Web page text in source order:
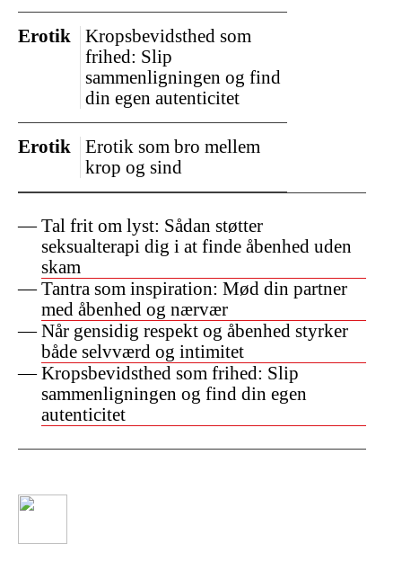
Tal frit om lyst: Sådan støtter
seksualterapi dig i at finde åbenhed uden
skam
Tantra som inspiration: Mød din partner
med åbenhed og nærvær
Når gensidig respekt og åbenhed styrker
både selvværd og intimitet
Kropsbevidsthed som frihed: Slip
sammenligningen og find din egen
autenticitet
Kropsbevidsthed som
frihed: Slip
sammenligningen og find
din egen autenticitet
Erotik
Erotik som bro mellem
krop og sind
Erotik